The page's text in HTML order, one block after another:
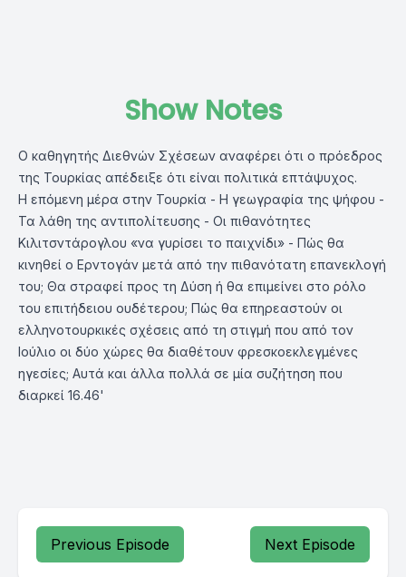
Show Notes
Ο καθηγητής Διεθνών Σχέσεων αναφέρει ότι ο πρόεδρος
της Τουρκίας απέδειξε ότι είναι πολιτικά επτάψυχος.
Η επόμενη μέρα στην Τουρκία - Η γεωγραφία της ψήφου -
Τα λάθη της αντιπολίτευσης - Οι πιθανότητες
Κιλιτσντάρογλου «να γυρίσει το παιχνίδι» - Πώς θα
κινηθεί ο Ερντογάν μετά από την πιθανότατη επανεκλογή
του; Θα στραφεί προς τη Δύση ή θα επιμείνει στο ρόλο
του επιτήδειου ουδέτερου; Πώς θα επηρεαστούν οι
ελληνοτουρκικές σχέσεις από τη στιγμή που από τον
Ιούλιο οι δύο χώρες θα διαθέτουν φρεσκοεκλεγμένες
ηγεσίες; Αυτά και άλλα πολλά σε μία συζήτηση που
διαρκεί 16.46'
Previous Episode Next Episode